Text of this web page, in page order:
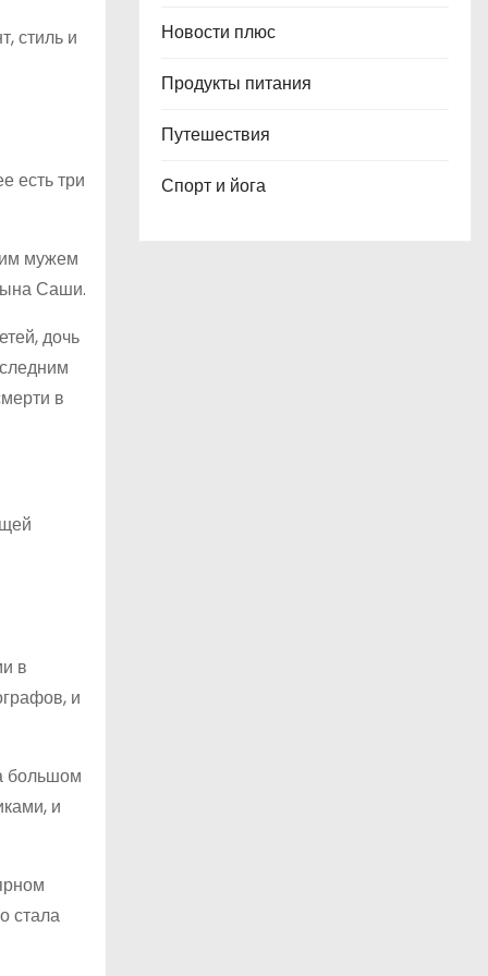
стиль и
есть три
мужем
Саши.
дочь
в
в
и
большом
и
стала
Новости плюс
Продукты питания
Путешествия
Спорт и йога